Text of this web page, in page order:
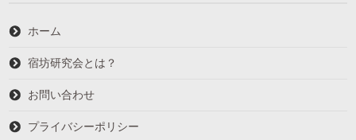
ホーム
宿坊研究会とは？
お問い合わせ
プライバシーポリシー